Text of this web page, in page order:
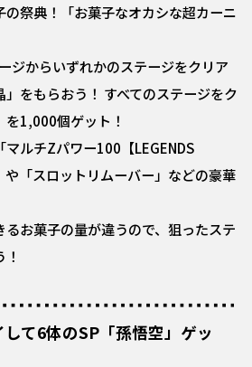
祭典！「お菓子なオカシな超カーニ
ジからいずれかのステージをクリア
をもらおう！ すべてのステージをク
を1,000個ゲット！
ルチZパワー100【LEGENDS
や「スロットリムーバー」などの豪華
お菓子の量が違うので、狙ったステ
て6体のSP「孫悟空」ゲッ